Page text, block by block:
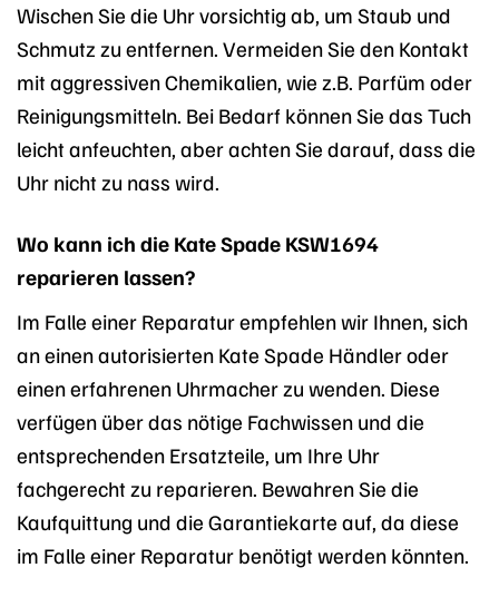
Wischen Sie die Uhr vorsichtig ab, um Staub und
Schmutz zu entfernen. Vermeiden Sie den Kontakt
mit aggressiven Chemikalien, wie z.B. Parfüm oder
Reinigungsmitteln. Bei Bedarf können Sie das Tuch
leicht anfeuchten, aber achten Sie darauf, dass die
Uhr nicht zu nass wird.
Wo kann ich die Kate Spade KSW1694
reparieren lassen?
Im Falle einer Reparatur empfehlen wir Ihnen, sich
an einen autorisierten Kate Spade Händler oder
einen erfahrenen Uhrmacher zu wenden. Diese
verfügen über das nötige Fachwissen und die
entsprechenden Ersatzteile, um Ihre Uhr
fachgerecht zu reparieren. Bewahren Sie die
Kaufquittung und die Garantiekarte auf, da diese
im Falle einer Reparatur benötigt werden könnten.